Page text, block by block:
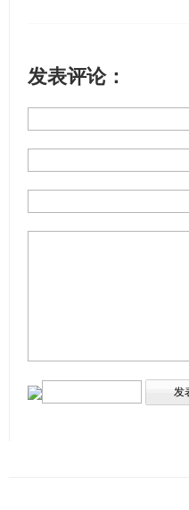
发表评论：